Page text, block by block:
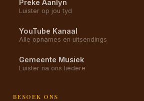
Preke Aanlyn
Luister op jou tyd
YouTube Kanaal
Alle opnames en uitsendings
Gemeente Musiek
Luister na ons liedere
BESOEK ONS